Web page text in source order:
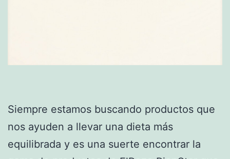
Siempre estamos buscando productos que
nos ayuden a llevar una dieta más
equilibrada y es una suerte encontrar la